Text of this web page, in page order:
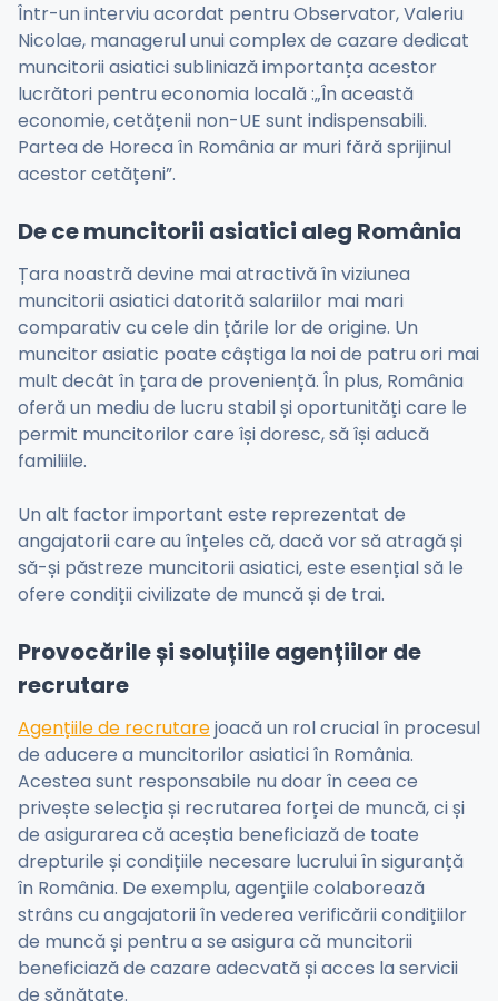
Într-un interviu acordat pentru Observator, Valeriu
Nicolae, managerul unui complex de cazare dedicat
muncitorii asiatici subliniază importanța acestor
lucrători pentru economia locală :„În această
economie, cetățenii non-UE sunt indispensabili.
Partea de Horeca în România ar muri fără sprijinul
acestor cetățeni”.
De ce muncitorii asiatici aleg România
Țara noastră devine mai atractivă în viziunea
muncitorii asiatici datorită salariilor mai mari
comparativ cu cele din țările lor de origine. Un
muncitor asiatic poate câștiga la noi de patru ori mai
mult decât în țara de proveniență. În plus, România
oferă un mediu de lucru stabil și oportunități care le
permit muncitorilor care își doresc, să își aducă
familiile.
Un alt factor important este reprezentat de
angajatorii care au înțeles că, dacă vor să atragă și
să-și păstreze muncitorii asiatici, este esențial să le
ofere condiții civilizate de muncă și de trai.
Provocările și soluțiile agențiilor de
recrutare
Agențiile de recrutarejoacă un rol crucial în procesul
de aducere a muncitorilor asiatici în România.
Acestea sunt responsabile nu doar în ceea ce
privește selecția și recrutarea forței de muncă, ci și
de asigurarea că aceștia beneficiază de toate
drepturile și condițiile necesare lucrului în siguranță
în România. De exemplu, agențiile colaborează
strâns cu angajatorii în vederea verificării condițiilor
de muncă și pentru a se asigura că muncitorii
beneficiază de cazare adecvată și acces la servicii
de sănătate.